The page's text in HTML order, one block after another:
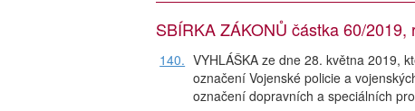
SBÍRKA ZÁKONŮ částka 60/
140. VYHLÁŠKA ze dne 28. května 2019,
označení Vojenské policie a
označení dopravních a speciálních